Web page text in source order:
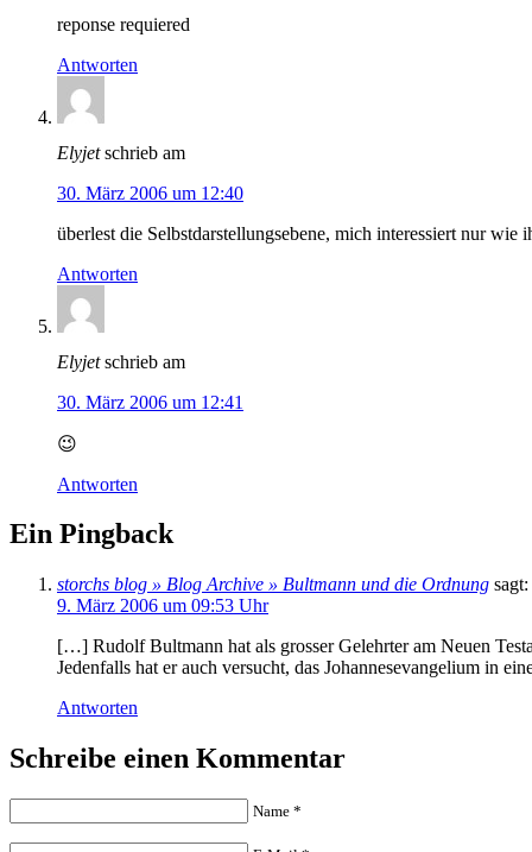
reponse requiered
Antworten
Elyjet schrieb am
30. März 2006 um 12:40
überlest die Selbstdarstellungsebene, mich interessiert nur wie
Antworten
Elyjet schrieb am
30. März 2006 um 12:41
😉
Antworten
Ein Pingback
storchs blog » Blog Archive » Bultmann und die Ordnung sagt:
9. März 2006 um 09:53 Uhr
[…] Rudolf Bultmann hat als grosser Gelehrter am Neuen
Jedenfalls hat er auch versucht, das Johannesevangelium in
Antworten
Schreibe einen Kommentar
Name *